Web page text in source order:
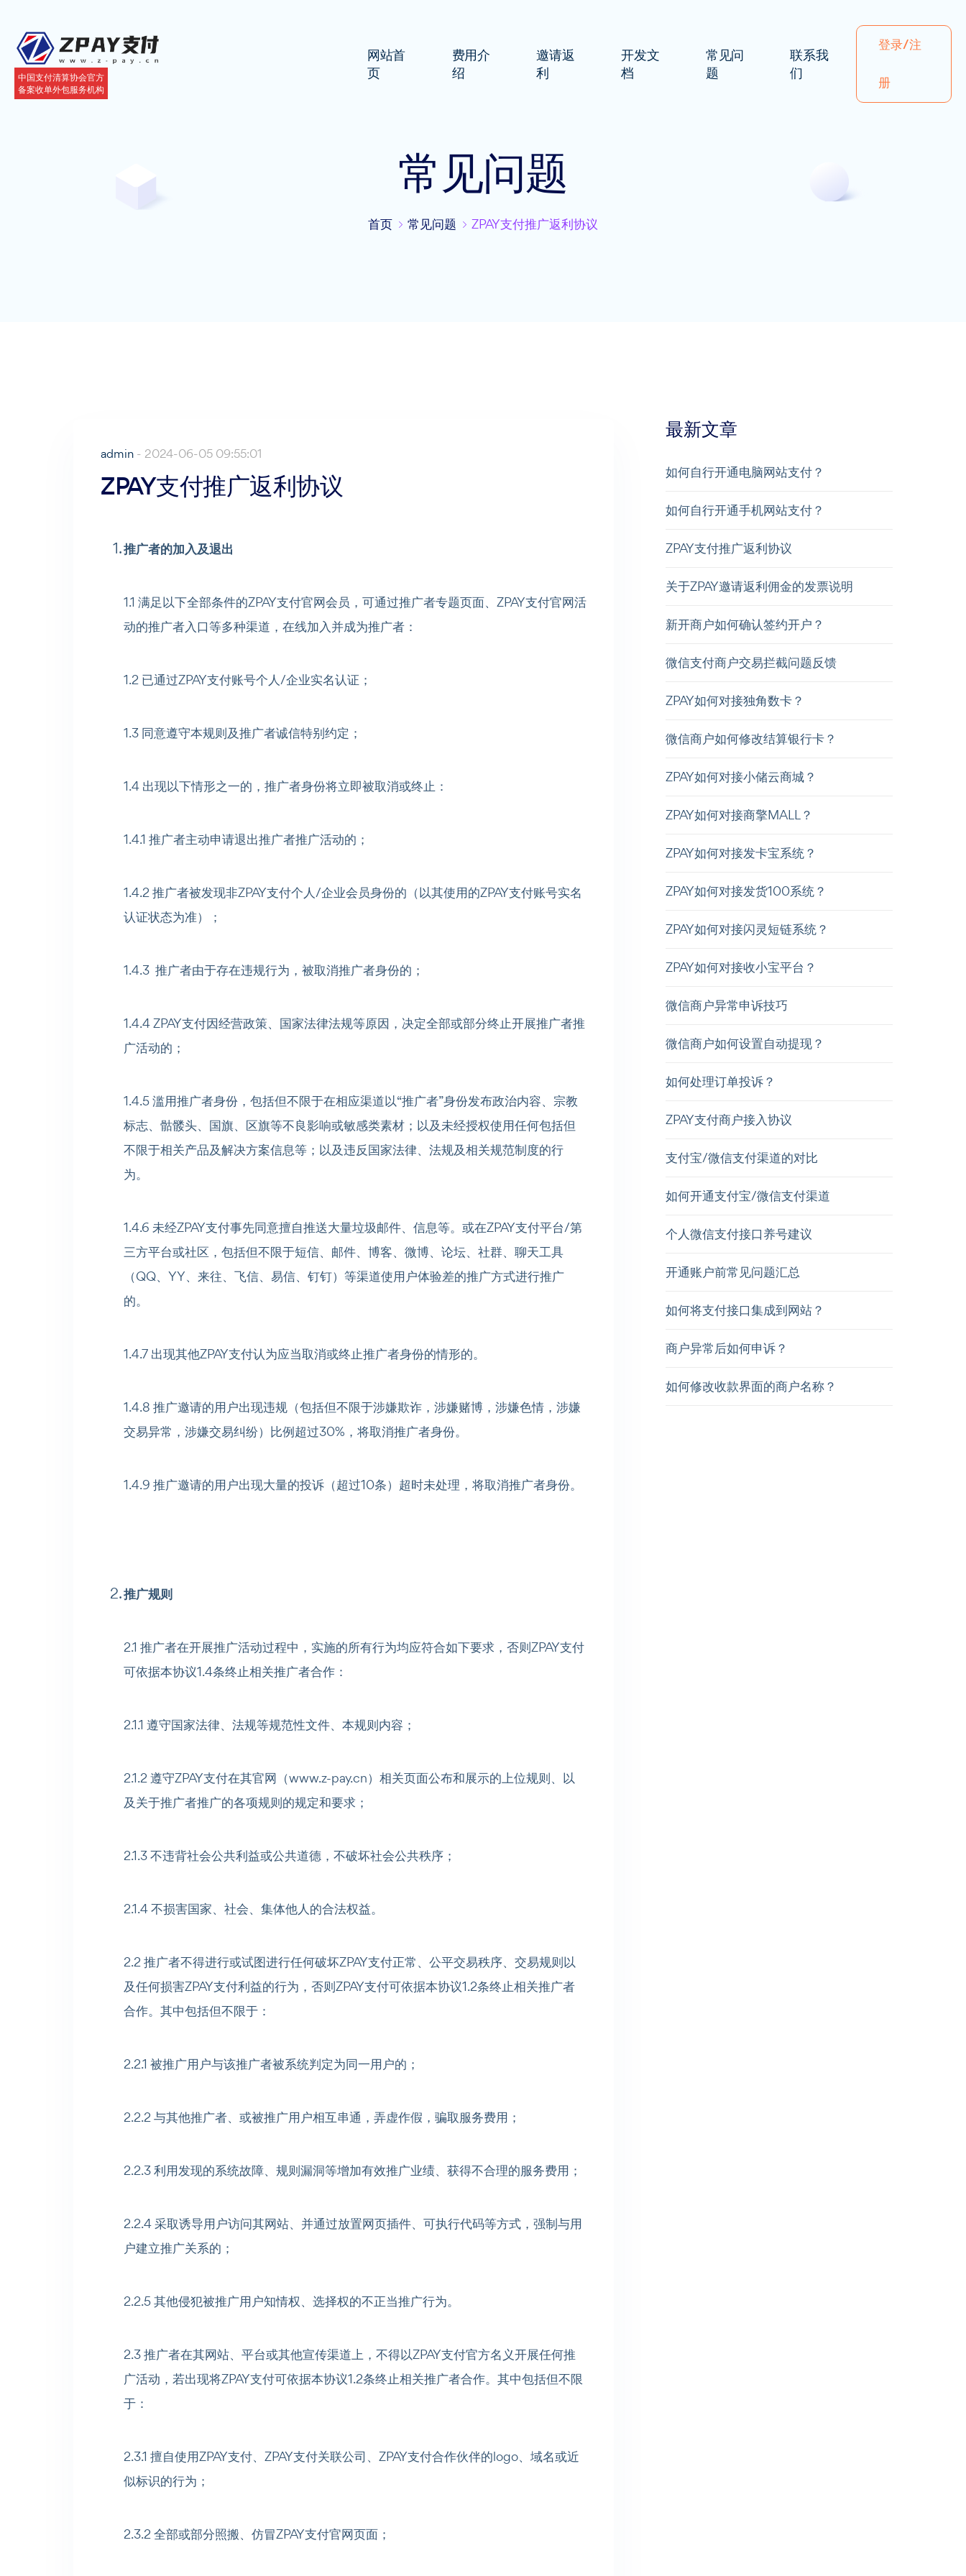
中国支付清算协会官方
备案收单外包服务机构
登录/注
册
网站首
页
费用介
绍
邀请返
利
开发文
档
常见问
题
联系我
们
常见问题
首页 常见问题 ZPAY支付推广返利协议
admin - 2024-06-05 09:55:01
ZPAY支付推广返利协议
推广者的加入及退出
1.1 满足以下全部条件的ZPAY支付官网会员，可通过推广者专题页面、ZPAY支付官网活
动的推广者入口等多种渠道，在线加入并成为推广者：
1.2 已通过ZPAY支付账号个人/企业实名认证；
1.3 同意遵守本规则及推广者诚信特别约定；
1.4 出现以下情形之一的，推广者身份将立即被取消或终止：
1.4.1 推广者主动申请退出推广者推广活动的；
1.4.2 推广者被发现非ZPAY支付个人/企业会员身份的（以其使用的ZPAY支付账号实名
认证状态为准）；
1.4.3 推广者由于存在违规行为，被取消推广者身份的；
1.4.4 ZPAY支付因经营政策、国家法律法规等原因，决定全部或部分终止开展推广者推
广活动的；
1.4.5 滥用推广者身份，包括但不限于在相应渠道以“推广者”身份发布政治内容、宗教
标志、骷髅头、国旗、区旗等不良影响或敏感类素材；以及未经授权使用任何包括但
不限于相关产品及解决方案信息等；以及违反国家法律、法规及相关规范制度的行
为。
1.4.6 未经ZPAY支付事先同意擅自推送大量垃圾邮件、信息等。或在ZPAY支付平台/第
三方平台或社区，包括但不限于短信、邮件、博客、微博、论坛、社群、聊天工具
（QQ、YY、来往、飞信、易信、钉钉）等渠道使用户体验差的推广方式进行推广
的。
1.4.7 出现其他ZPAY支付认为应当取消或终止推广者身份的情形的。
1.4.8 推广邀请的用户出现违规（包括但不限于涉嫌欺诈，涉嫌赌博，涉嫌色情，涉嫌
交易异常，涉嫌交易纠纷）比例超过30%，将取消推广者身份。
1.4.9 推广邀请的用户出现大量的投诉（超过10条）超时未处理， 将取消推广者身份。
推广规则
2.1 推广者在开展推广活动过程中，实施的所有行为均应符合如下要求，否则ZPAY支付
可依据本协议1.4条终止相关推广者合作：
2.1.1 遵守国家法律、法规等规范性文件、本规则内容；
2.1.2 遵守ZPAY支付在其官网（www.z-pay.cn）相关页面公布和展示的上位规则、以
及关于推广者推广的各项规则的规定和要求；
2.1.3 不违背社会公共利益或公共道德，不破坏社会公共秩序；
2.1.4 不损害国家、社会、集体他人的合法权益。
2.2 推广者不得进行或试图进行任何破坏ZPAY支付正常、公平交易秩序、交易规则以
及任何损害ZPAY支付利益的行为，否则ZPAY支付可依据本协议1.2条终止相关推广者
合作。其中包括但不限于：
2.2.1 被推广用户与该推广者被系统判定为同一用户的；
2.2.2 与其他推广者、或被推广用户相互串通，弄虚作假，骗取服务费用；
2.2.3 利用发现的系统故障、规则漏洞等增加有效推广业绩、获得不合理的服务费用；
2.2.4 采取诱导用户访问其网站、并通过放置网页插件、可执行代码等方式，强制与用
户建立推广关系的；
2.2.5 其他侵犯被推广用户知情权、选择权的不正当推广行为。
2.3 推广者在其网站、平台或其他宣传渠道上，不得以ZPAY支付官方名义开展任何推
广活动，若出现将ZPAY支付可依据本协议1.2条终止相关推广者合作。其中包括但不限
于：
2.3.1 擅自使用ZPAY支付、ZPAY支付关联公司、ZPAY支付合作伙伴的logo、域名或近
似标识的行为；
2.3.2 全部或部分照搬、仿冒ZPAY支付官网页面；
最新文章
如何自行开通电脑网站支付？
如何自行开通手机网站支付？
ZPAY支付推广返利协议
关于ZPAY邀请返利佣金的发票说明
新开商户如何确认签约开户？
微信支付商户交易拦截问题反馈
ZPAY如何对接独角数卡？
微信商户如何修改结算银行卡？
ZPAY如何对接小储云商城？
ZPAY如何对接商擎MALL？
ZPAY如何对接发卡宝系统？
ZPAY如何对接发货100系统？
ZPAY如何对接闪灵短链系统？
ZPAY如何对接收小宝平台？
微信商户异常申诉技巧
微信商户如何设置自动提现？
如何处理订单投诉？
ZPAY支付商户接入协议
支付宝/微信支付渠道的对比
如何开通支付宝/微信支付渠道
个人微信支付接口养号建议
开通账户前常见问题汇总
如何将支付接口集成到网站？
商户异常后如何申诉？
如何修改收款界面的商户名称？